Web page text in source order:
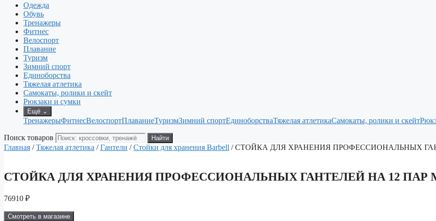
Одежда
Обувь
Тренажеры
Фитнес
Велоспорт
Плавание
Туризм
Зимний спорт
Единоборства
Тяжелая атлетика
Самокаты, ролики и скейт
Рюкзаки и сумки
Ещё ⌄
ТренажерыФитнесВелоспортПлаваниеТуризмЗимний спортЕдиноборстваТяжелая атлетикаСамокаты, ролики и скейт
Поиск товаров Найти
Главная /Тяжелая атлетика /Гантели /Стойки для хранения Barbell / СТОЙКА ДЛЯ ХРАНЕНИЯ ПРОФЕССИОНАЛЬНЫХ
СТОЙКА ДЛЯ ХРАНЕНИЯ ПРОФЕССИОНАЛЬНЫХ ГАНТЕЛЕЙ НА 12 ПАР
76910 ₽
Смотреть в магазине